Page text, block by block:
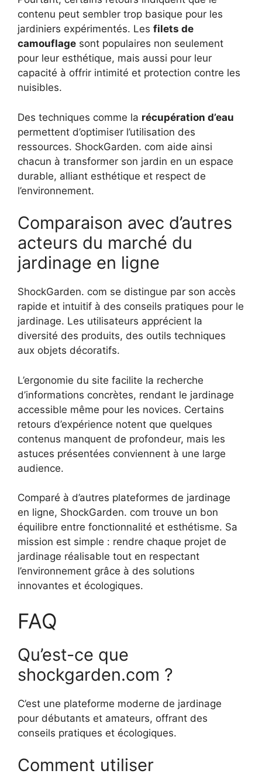
contenu peut sembler trop basique pour les
jardiniers expérimentés. Les filets de
camouflage sont populaires non seulement
pour leur esthétique, mais aussi pour leur
capacité à offrir intimité et protection contre les
nuisibles.
Des techniques comme la récupération d’eau
permettent d’optimiser l’utilisation des
ressources. ShockGarden. com aide ainsi
chacun à transformer son jardin en un espace
durable, alliant esthétique et respect de
l’environnement.
Comparaison avec d’autres
acteurs du marché du
jardinage en ligne
ShockGarden. com se distingue par son accès
rapide et intuitif à des conseils pratiques pour le
jardinage. Les utilisateurs apprécient la
diversité des produits, des outils techniques
aux objets décoratifs.
L’ergonomie du site facilite la recherche
d’informations concrètes, rendant le jardinage
accessible même pour les novices. Certains
retours d’expérience notent que quelques
contenus manquent de profondeur, mais les
astuces présentées conviennent à une large
audience.
Comparé à d’autres plateformes de jardinage
en ligne, ShockGarden. com trouve un bon
équilibre entre fonctionnalité et esthétisme. Sa
mission est simple : rendre chaque projet de
jardinage réalisable tout en respectant
l’environnement grâce à des solutions
innovantes et écologiques.
FAQ
Qu’est-ce que
shockgarden.com ?
C’est une plateforme moderne de jardinage
pour débutants et amateurs, offrant des
conseils pratiques et écologiques.
Comment utiliser